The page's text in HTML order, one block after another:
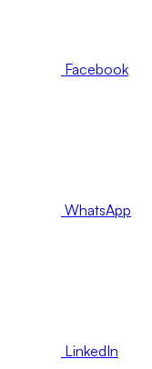
Facebook
WhatsApp
LinkedIn